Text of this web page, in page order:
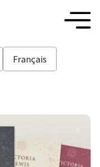
Français